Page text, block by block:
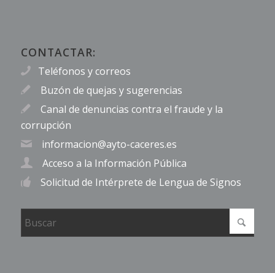
CONTACTAR:
Teléfonos y correos
Buzón de quejas y sugerencias
Canal de denuncias contra el fraude y la
corrupción
informacion@ayto-caceres.es
Acceso a la Información Pública
Solicitud de Intérprete de Lengua de Signos